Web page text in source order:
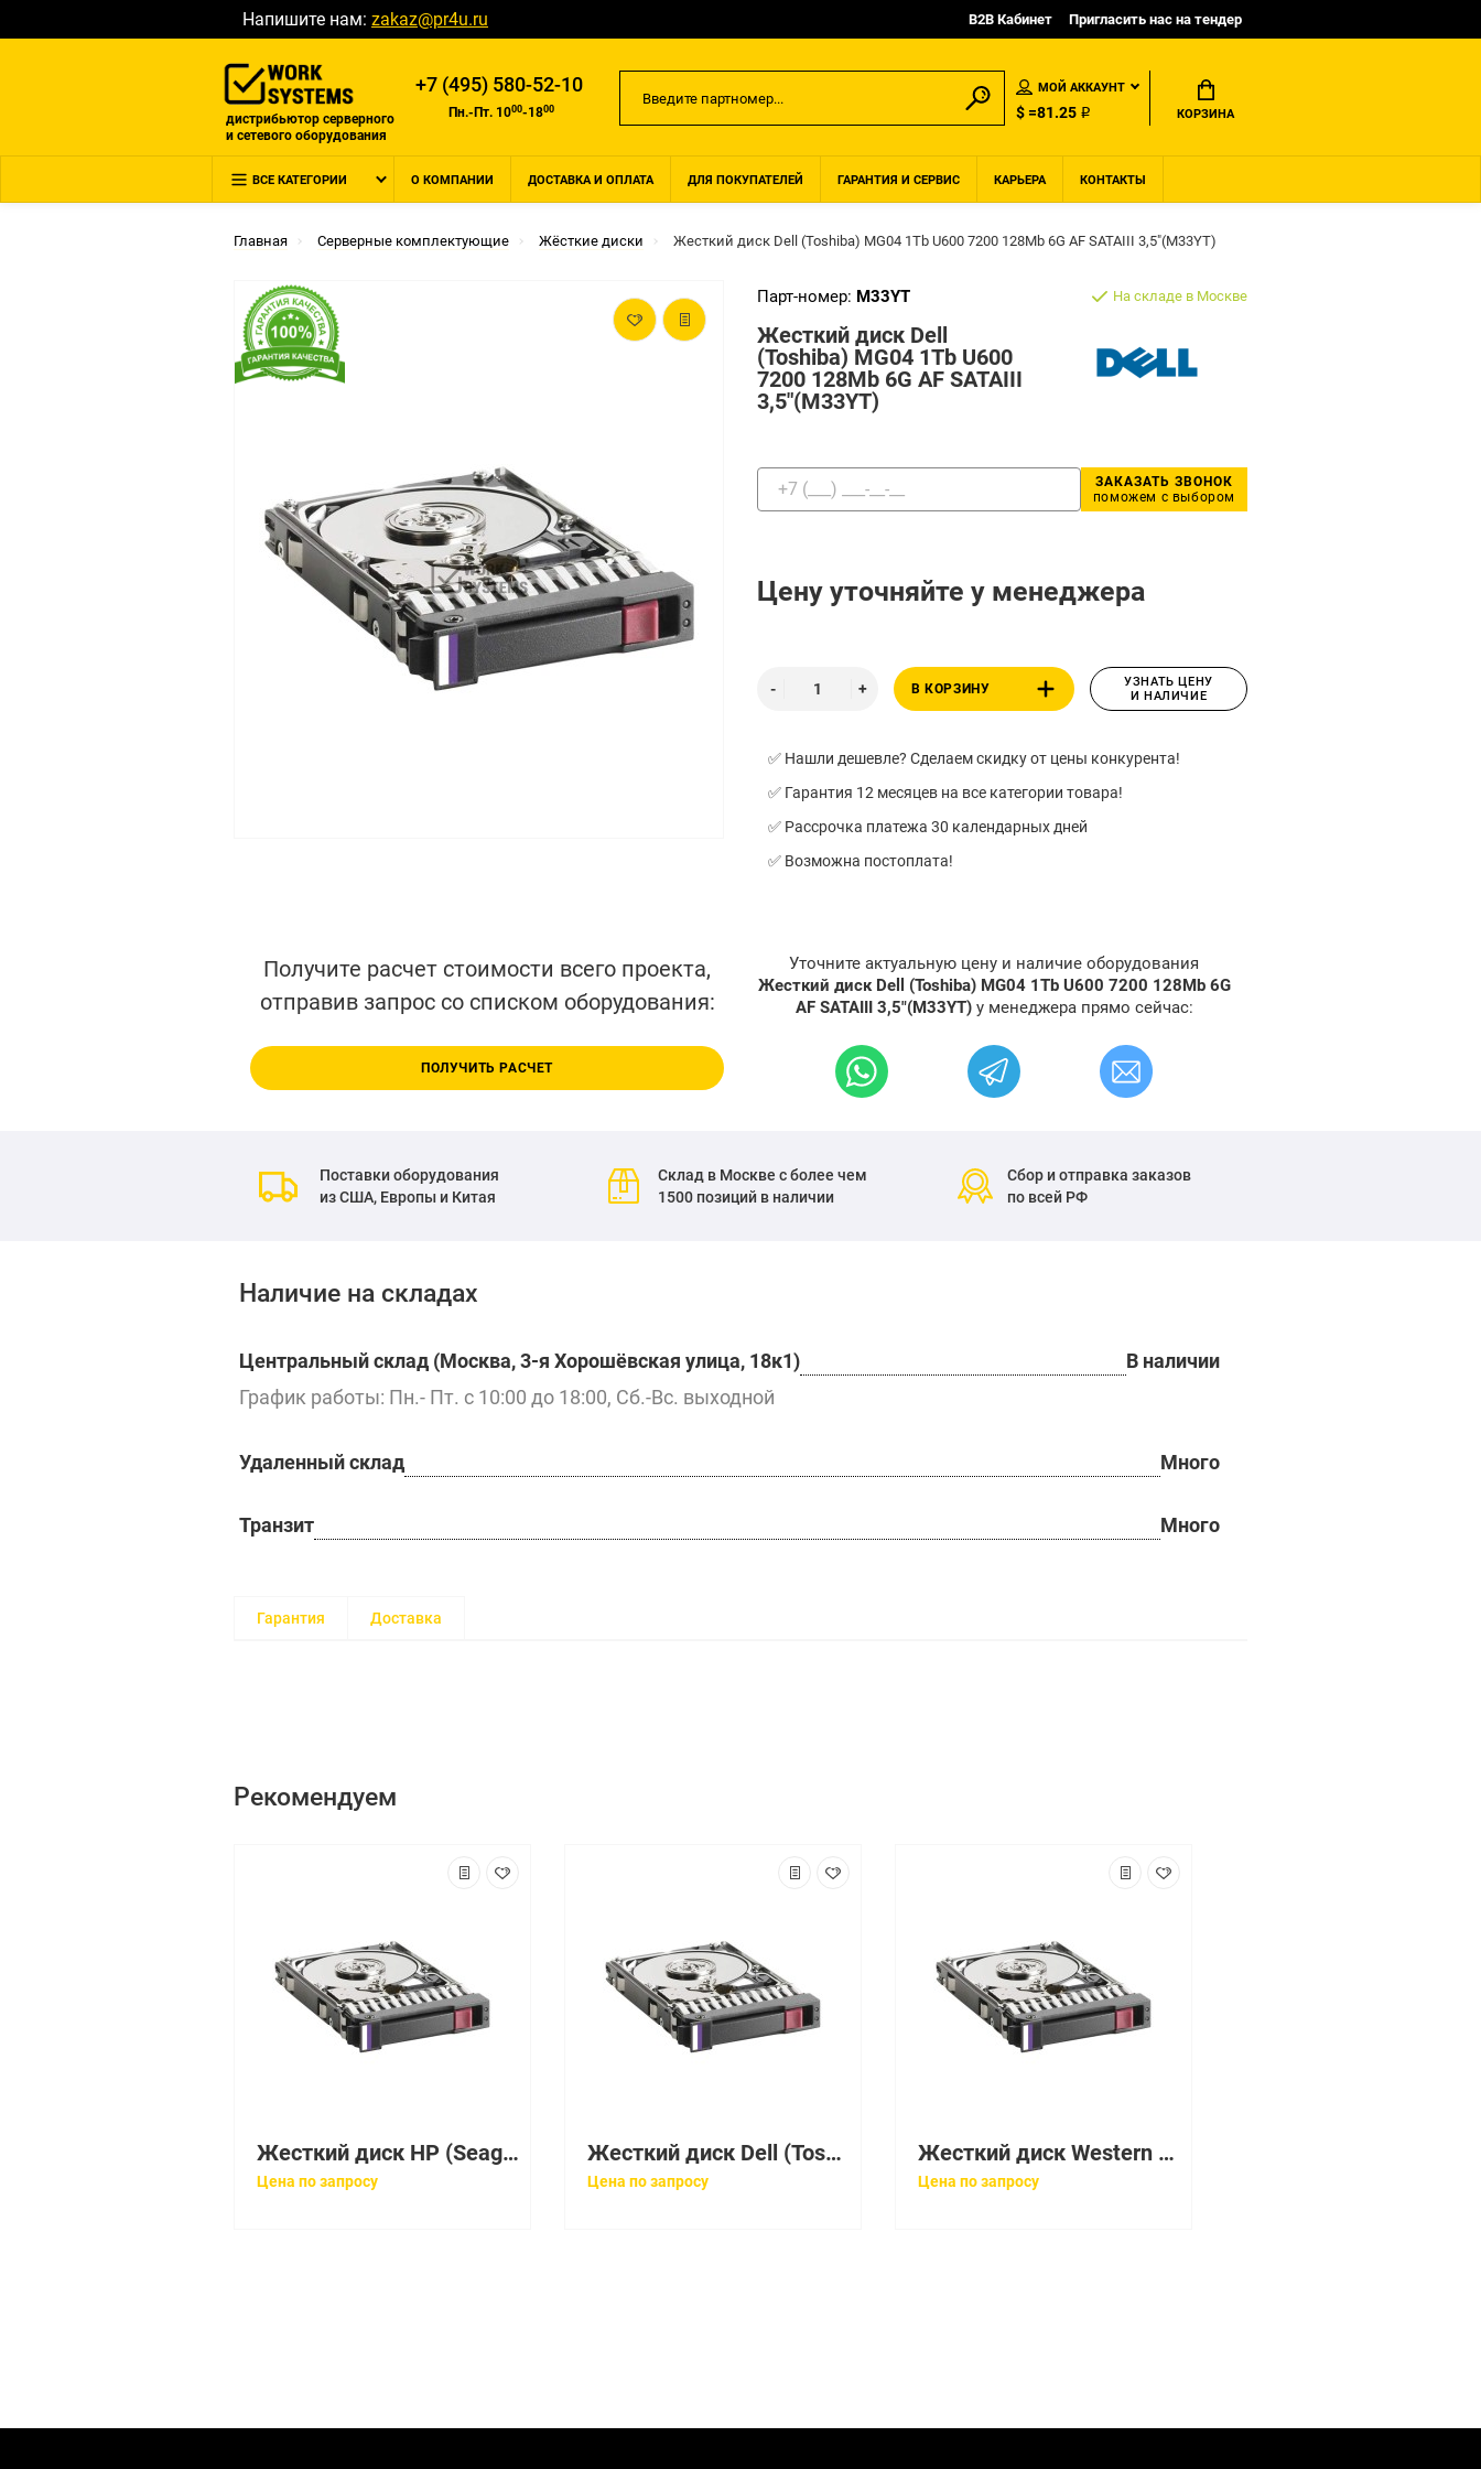
Напишите нам: zakaz@pr4u.ru B2B Кабинет Пригласить нас на тендер
дистрибьютор серверного
и сетевого оборудования
+7 (495) 580-52-10
Пн.-Пт. 1000-1800
МОЙ АККАУНТ
$ =81.25 ₽ КОРЗИНА
ВСЕ КАТЕГОРИИ О КОМПАНИИ ДОСТАВКА И ОПЛАТА ДЛЯ ПОКУПАТЕЛЕЙ ГАРАНТИЯ И СЕРВИС КАРЬЕРА КОНТАКТЫ
Главная Серверные комплектующие Жёсткие диски Жесткий диск Dell (Toshiba) MG04 1Tb U600 7200 128Mb 6G AF SATAIII 3,5"(M33YT)
Парт-номер: M33YT
Жесткий диск Dell
(Toshiba) MG04 1Tb U600
7200 128Mb 6G AF SATAIII
3,5"(M33YT)
На складе в Москве
ЗАКАЗАТЬ ЗВОНОК
поможем с выбором
Цену уточняйте у менеджера
В КОРЗИНУ
УЗНАТЬ ЦЕНУ
И НАЛИЧИЕ
✅ Нашли дешевле? Сделаем скидку от цены конкурента!
✅ Гарантия 12 месяцев на все категории товара!
✅ Рассрочка платежа 30 календарных дней
✅ Возможна постоплата!
Получите расчет стоимости всего проекта,
отправив запрос со списком оборудования:
ПОЛУЧИТЬ РАСЧЕТ
Уточните актуальную цену и наличие оборудования
Жесткий диск Dell (Toshiba) MG04 1Tb U600 7200 128Mb 6G
AF SATAIII 3,5"(M33YT) у менеджера прямо сейчас:
Поставки оборудования
из США, Европы и Китая
Склад в Москве с более чем
1500 позиций в наличии
Сбор и отправка заказов
по всей РФ
Наличие на складах
Центральный склад (Москва, 3-я Хорошёвская улица, 18к1)
В наличии
График работы: Пн.- Пт. с 10:00 до 18:00, Сб.-Вс. выходной
Удаленный склад Много
Транзит Много
Гарантия Доставка
Рекомендуем
Жесткий диск HP (Seagate) Enterprise Capacity 3.5 HDD v5 4Tb U600 7200 128Mb 6G AF 512n SATAIII 3,5" For Gen8 Gen9 Gen10(869610-B21)
Цена по запросу
Жесткий диск Dell (Toshiba) MG04 1Tb U600 7200 128Mb 6G AF SATAIII 3,5"(K4M5W)
Цена по запросу
Жесткий диск Western Digital Caviar SE 120Gb (U150/7200/8Mb) SATA(WD1200JD-00HBB0)
Цена по запросу